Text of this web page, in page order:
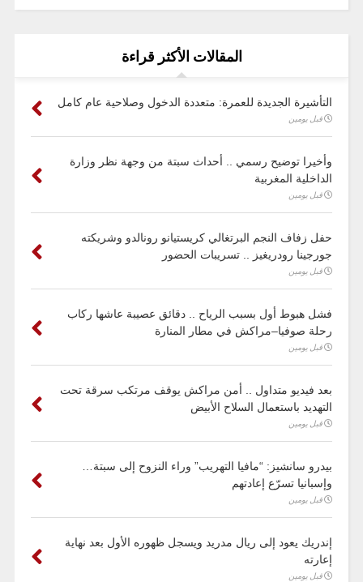
المقالات الأكثر قراءة
التأشيرة الجديدة للعمرة: متعددة الدخول وصلاحية عام كامل
قبل يومين
وأخيرا توضيح رسمي .. أحداث سبتة من وجهة نظر وزارة
الداخلية المغربية
قبل يومين
حفل زفاف النجم البرتغالي كريستيانو رونالدو وشريكته
جورجينا رودريغيز .. تسريبات الحضور
قبل يومين
فشل هبوط أول بسبب الرياح .. دقائق عصيبة عاشها ركاب
رحلة صوفيا–مراكش في مطار المنارة
قبل يومين
بعد فيديو متداول .. أمن مراكش يوقف مرتكب سرقة تحت
التهديد باستعمال السلاح الأبيض
قبل يومين
بيدرو سانشيز: “مافيا التهريب” وراء النزوح إلى سبتة…
وإسبانيا تسرّع إعادتهم
قبل يومين
إندريك يعود إلى ريال مدريد ويسجل ظهوره الأول بعد نهاية
إعارته
قبل يومين